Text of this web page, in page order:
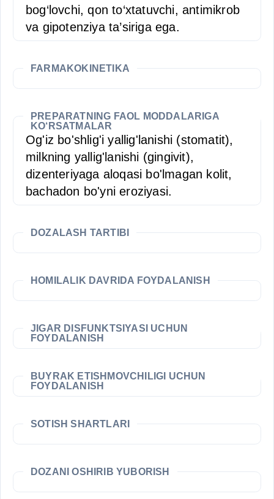
bog‘lovchi, qon to‘xtatuvchi, antimikrob
va gipotenziya ta’siriga ega.
FARMAKOKINETIKA
PREPARATNING FAOL MODDALARIGA
KO‘RSATMALAR
Og'iz bo'shlig'i yallig'lanishi (stomatit),
milkning yallig'lanishi (gingivit),
dizenteriyaga aloqasi bo'lmagan kolit,
bachadon bo'yni eroziyasi.
DOZALASH TARTIBI
HOMILALIK DAVRIDA FOYDALANISH
JIGAR DISFUNKTSIYASI UCHUN
FOYDALANISH
BUYRAK ETISHMOVCHILIGI UCHUN
FOYDALANISH
SOTISH SHARTLARI
DOZANI OSHIRIB YUBORISH